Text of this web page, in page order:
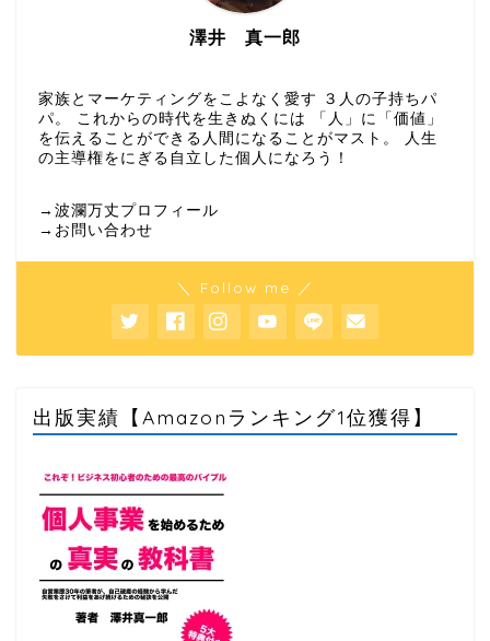
澤井 真一郎
家族とマーケティングをこよなく愛す ３人の子持ちパ
パ。 これからの時代を生きぬくには 「人」に「価値」
を伝えることができる人間になることがマスト。 人生
の主導権をにぎる自立した個人になろう！
→波瀾万丈プロフィール
→お問い合わせ
＼ Follow me ／
出版実績【Amazonランキング1位獲得】